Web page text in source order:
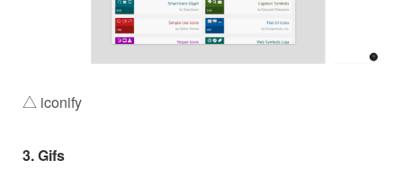
△ iconify
3. Gifs